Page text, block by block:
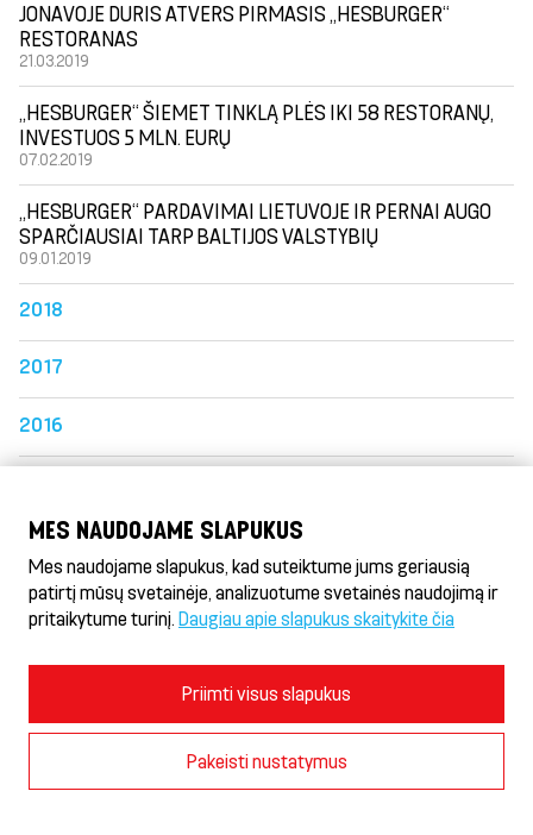
JONAVOJE DURIS ATVERS PIRMASIS „HESBURGER“
RESTORANAS
21.03.2019
„HESBURGER“ ŠIEMET TINKLĄ PLĖS IKI 58 RESTORANŲ,
INVESTUOS 5 MLN. EURŲ
07.02.2019
„HESBURGER“ PARDAVIMAI LIETUVOJE IR PERNAI AUGO
SPARČIAUSIAI TARP BALTIJOS VALSTYBIŲ
09.01.2019
2018
2017
2016
2014
Naudojimosi sąlygos ir privatumo politika
MES NAUDOJAME SLAPUKUS
Mes naudojame slapukus, kad suteiktume jums geriausią
patirtį mūsų svetainėje, analizuotume svetainės naudojimą ir
pritaikytume turinį. Daugiau apie slapukus skaitykite čia
Priimti visus slapukus
Pakeisti nustatymus